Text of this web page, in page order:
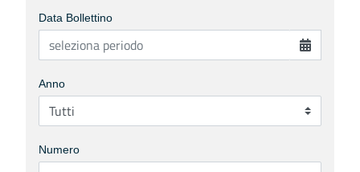
Data Bollettino
Anno
Numero